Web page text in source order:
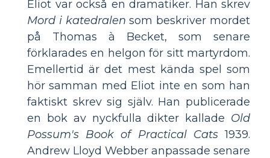
Eliot var också en dramatiker. Han skrev
Mord i katedralen som beskriver mordet
på Thomas à Becket, som senare
förklarades en helgon för sitt martyrdom.
Emellertid är det mest kända spel som
hör samman med Eliot inte en som han
faktiskt skrev sig själv. Han publicerade
en bok av nyckfulla dikter kallade Old
Possum's Book of Practical Cats1939.
Andrew Lloyd Webber anpassade senare